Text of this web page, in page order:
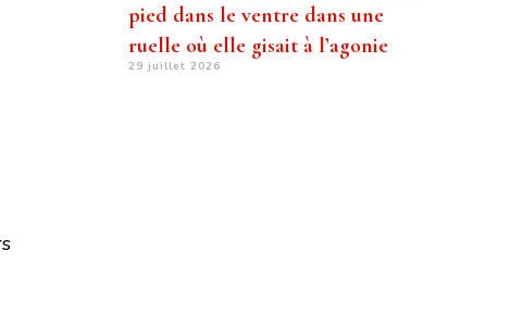
pied dans le ventre dans une
ruelle où elle gisait à l’agonie
29 juillet 2026